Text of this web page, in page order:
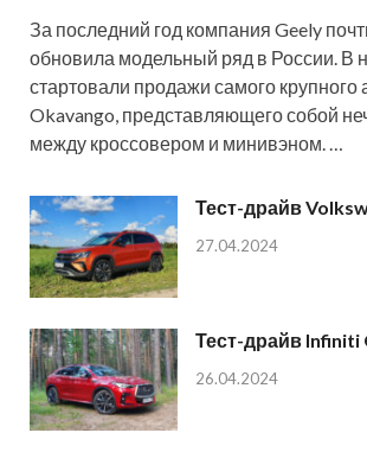
За последний год компания Geely
обновила модельный ряд в России. В
стартовали продажи самого крупного
Okavango, представляющего собой
между кроссовером и минивэном. …
Тест-драйв
27.04.2024
Тест-драйв Infiniti
26.04.2024